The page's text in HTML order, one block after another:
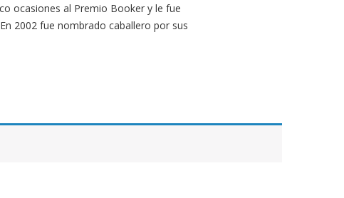
ocasiones al Premio Booker y le fue
2002 fue nombrado caballero por sus